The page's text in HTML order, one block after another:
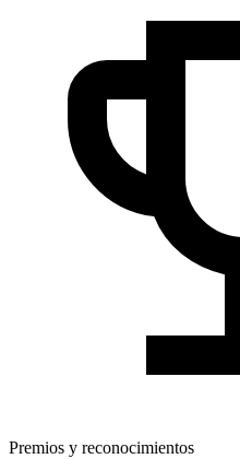
Premios y reconocimientos